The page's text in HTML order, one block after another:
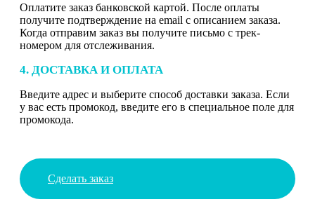
Оплатите заказ банковской картой. После оплаты
получите подтверждение на email с описанием заказа.
Когда отправим заказ вы получите письмо с трек-
номером для отслеживания.
4. ДОСТАВКА И ОПЛАТА
Введите адрес и выберите способ доставки заказа. Если
у вас есть промокод, введите его в специальное поле для
промокода.
Сделать заказ